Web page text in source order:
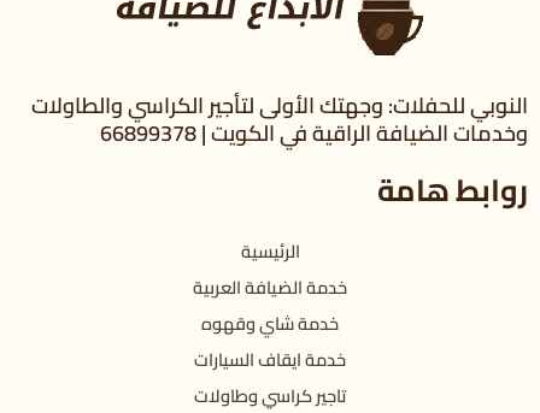
النوبي للحفلات: وجهتك الأولى لتأجير الكراسي والطاولات
وخدمات الضيافة الراقية في الكويت | 66899378
روابط هامة
الرئيسية
خدمة الضيافة العربية
خدمة شاي وقهوه
خدمة ايقاف السيارات
تاجير كراسي وطاولات